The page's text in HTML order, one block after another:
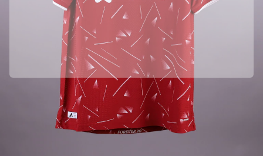
Parceria oficial com Liverpool FC
Esta camisola veio diretamente de Liverpool FC para garantir a sua autenticidade.
Autenticado com a Fabricks